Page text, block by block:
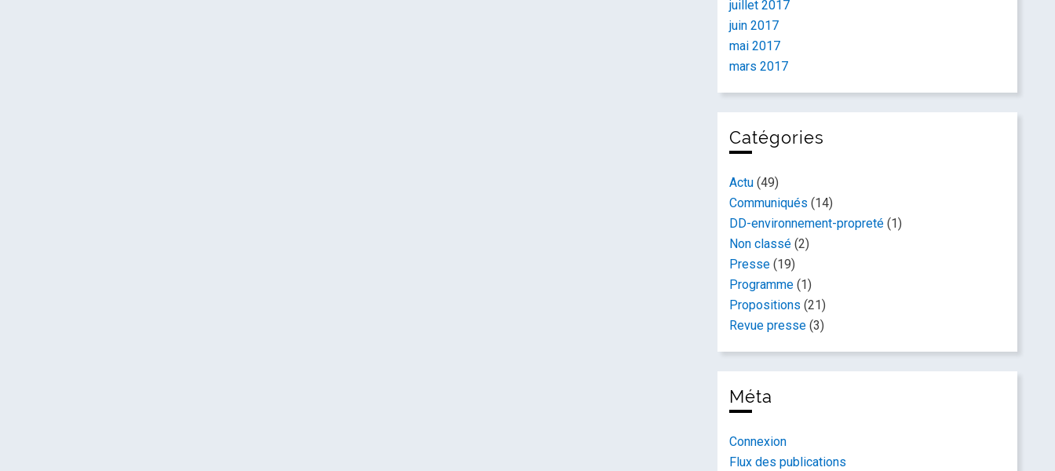
juillet 2017
juin 2017
mai 2017
mars 2017
Catégories
Actu (49)
Communiqués (14)
DD-environnement-propreté (1)
Non classé (2)
Presse (19)
Programme (1)
Propositions (21)
Revue presse (3)
Méta
Connexion
Flux des publications